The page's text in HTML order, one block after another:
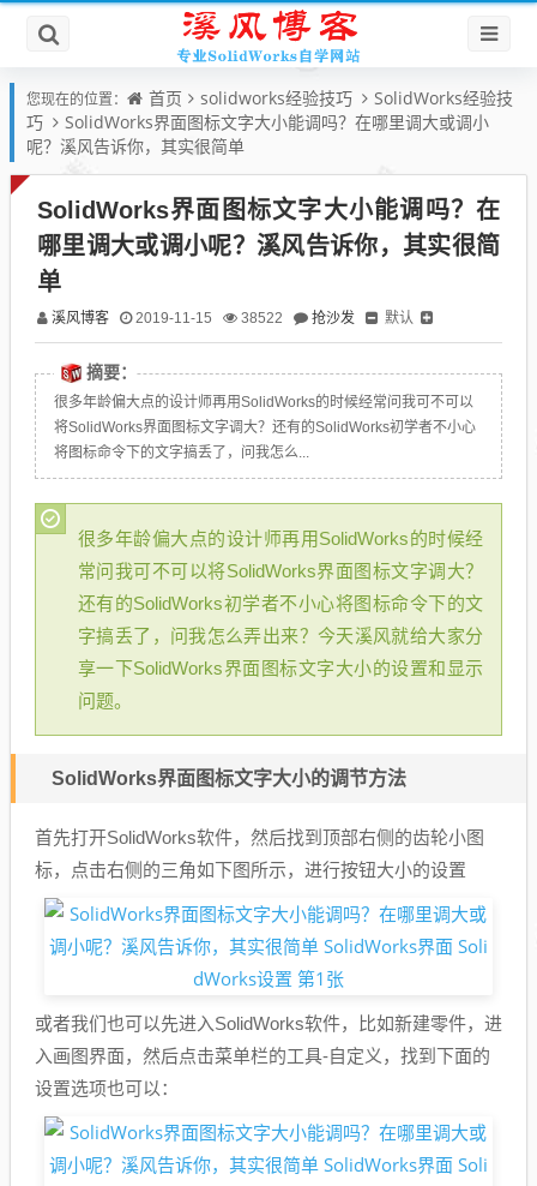
您现在的位置： 首页 solidworks经验技巧
SolidWorks经验技
巧
SolidWorks界面图标文字大小能调吗？在哪里调大或调小
呢？溪风告诉你，其实很简单
SolidWorks界面图标文字大小能调吗？在
哪里调大或调小呢？溪风告诉你，其实很简
单
溪风博客 2019-11-15 38522 抢沙发 默认
摘要：
很多年龄偏大点的设计师再用SolidWorks的时候经常问我可不可以
将SolidWorks界面图标文字调大？还有的SolidWorks初学者不小心
将图标命令下的文字搞丢了，问我怎么...
很多年龄偏大点的设计师再用SolidWorks的时候经
常问我可不可以将SolidWorks界面图标文字调大？
还有的SolidWorks初学者不小心将图标命令下的文
字搞丢了，问我怎么弄出来？今天溪风就给大家分
享一下SolidWorks界面图标文字大小的设置和显示
问题。
SolidWorks界面图标文字大小的调节方法
首先打开SolidWorks软件，然后找到顶部右侧的齿轮小图
标，点击右侧的三角如下图所示，进行按钮大小的设置
或者我们也可以先进入SolidWorks软件，比如新建零件，进
入画图界面，然后点击菜单栏的工具-自定义，找到下面的
设置选项也可以：